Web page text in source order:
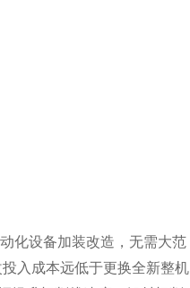
化设备加装改造，无需大范
入成本远低于更换全新整机